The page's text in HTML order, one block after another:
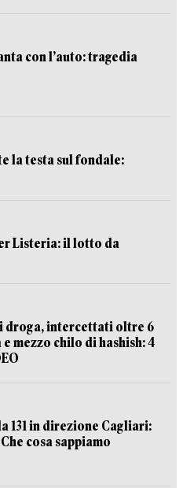
con l’auto: tragedia
la testa sul fondale:
Listeria: il lotto da
droga, intercettati oltre 6
mezzo chilo di hashish: 4
131 in direzione Cagliari:
cosa sappiamo